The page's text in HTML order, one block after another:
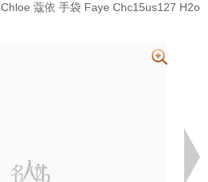
Chloe 蔻依 手袋 Faye Chc15us127 H2o